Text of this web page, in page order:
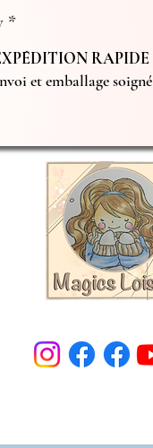
*
RAPIDE
et emballage soigné